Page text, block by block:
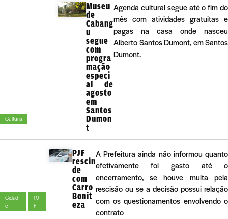
Cultura
Museu
de
Cabang
u
segue
com
progra
mação
especi
al de
agosto
em
Santos
Dumon
t
Agenda cultural segue até o fim do
mês com atividades gratuitas e
pagas na casa onde nasceu
Alberto Santos Dumont, em Santos
Dumont.
Cidad
e
PJ
F
PJF
rescin
de
com
Carro
Bonit
eza
A Prefeitura ainda não informou quanto
efetivamente foi gasto até o
encerramento, se houve multa pela
rescisão ou se a decisão possui relação
com os questionamentos envolvendo o
contrato